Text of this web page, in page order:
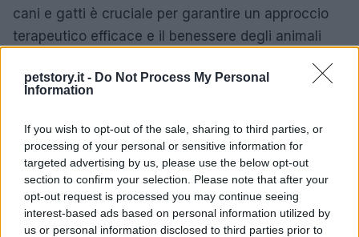
petstory.it - Do Not Process My Personal
Information
If you wish to opt-out of the sale, sharing to third parties, or
processing of your personal or sensitive information for
targeted advertising by us, please use the below opt-out
section to confirm your selection. Please note that after your
opt-out request is processed you may continue seeing
interest-based ads based on personal information utilized by
us or personal information disclosed to third parties prior to
cani e gatti è cruciale per garantire un approccio
terapeutico efficace e il benessere degli animali
AUTORE
Staff